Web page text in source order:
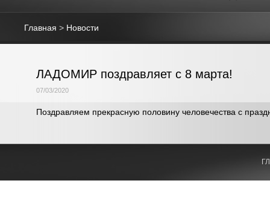
Главная > Новости
ЛАДОМИР поздравляет с 8 марта!
07/03/2020
Поздравляем прекрасную половину человечества с